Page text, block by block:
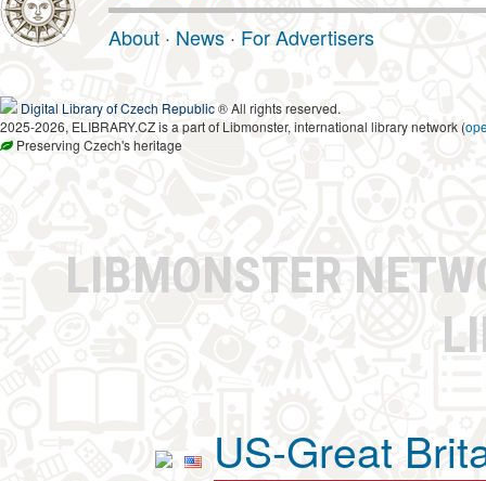
About · News · For Advertisers
Digital Library of Czech Republic® All rights reserved.
2025-2026, ELIBRARY.CZ is a part of Libmonster, international library network (
Preserving Czech's heritage
LIBMONSTER
US-Great